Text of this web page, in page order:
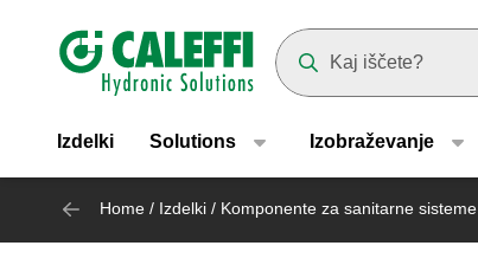
Header main navigation
Izdelki Solutions Izobraževanje
Home / Izdelki / Komponente za sanitarne sisteme